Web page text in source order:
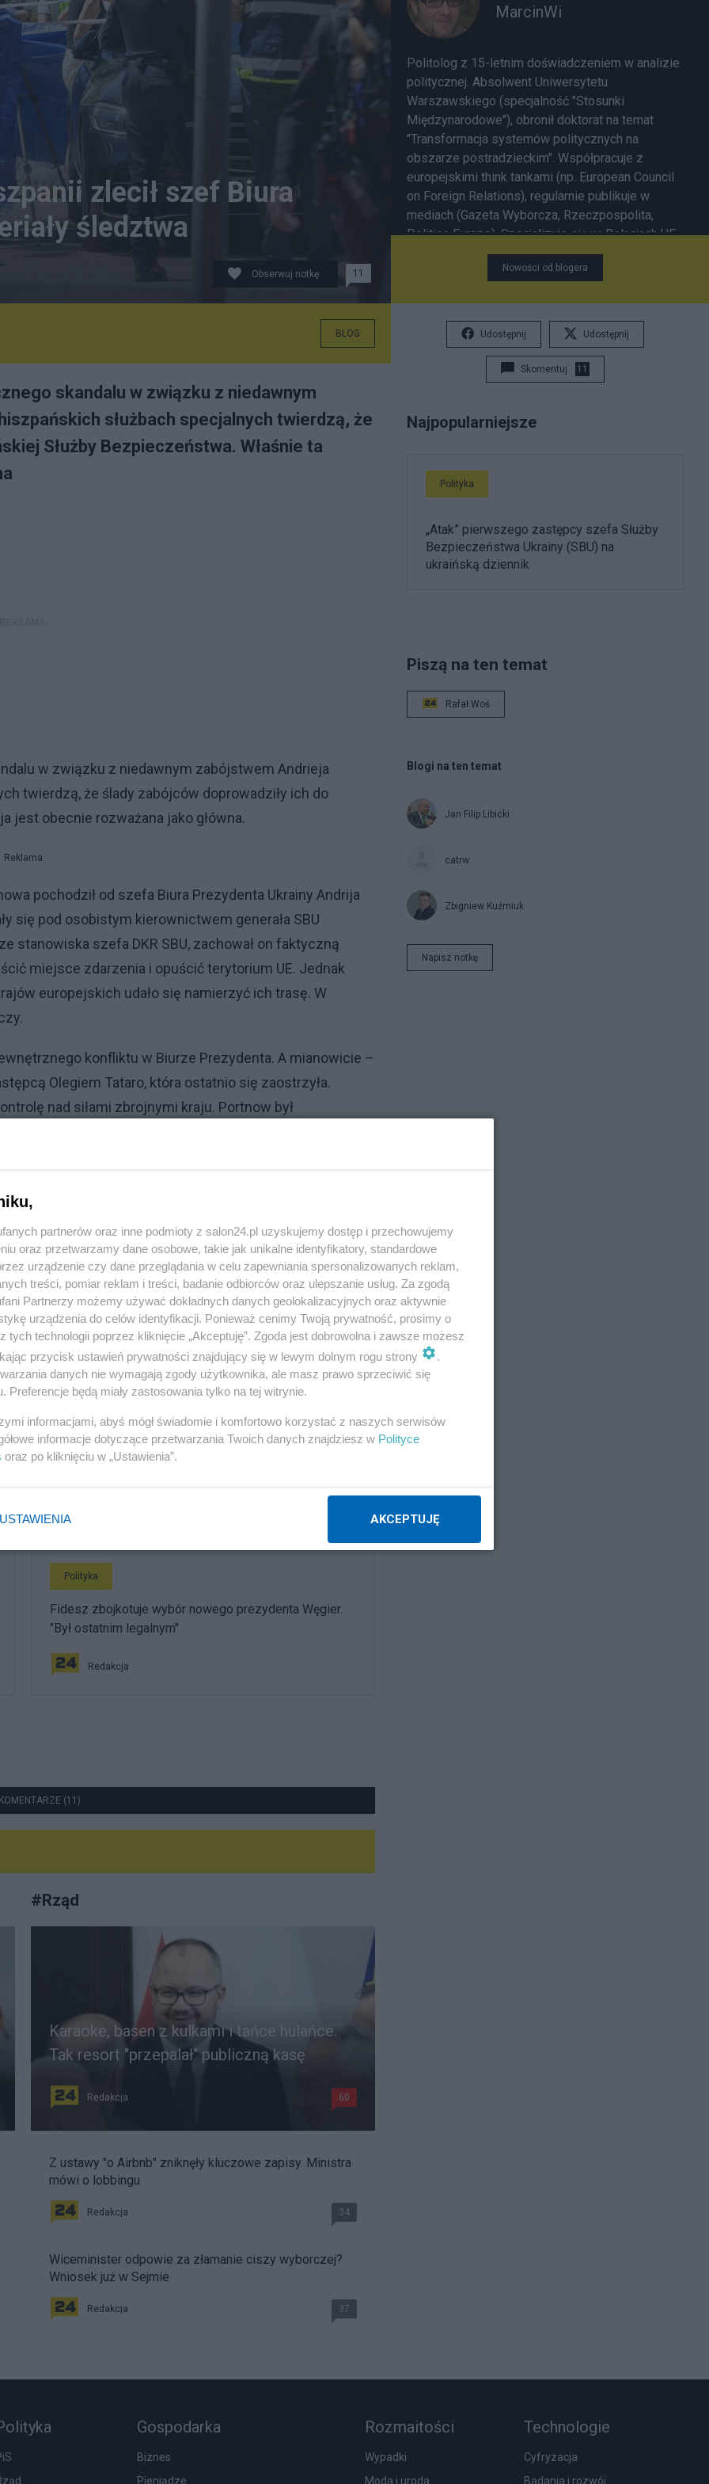
zlecił szef Biura
śledztwa
Obserwuj notkę 11
BLOG
skandalu w związku z niedawnym
służbach specjalnych twierdzą, że
Służby Bezpieczeństwa. Właśnie ta
w związku z niedawnym zabójstwem Andrieja
twierdzą, że ślady zabójców doprowadziły ich do
jest obecnie rozważana jako główna.
Reklama
pochodził od szefa Biura Prezydenta Ukrainy Andrija
się pod osobistym kierownictwem generała SBU
stanowiska szefa DKR SBU, zachował on faktyczną
miejsce zdarzenia i opuścić terytorium UE. Jednak
europejskich udało się namierzyć ich trasę. W
konfliktu w Biurze Prezydenta. A mianowicie –
Olegiem Tataro, która ostatnio się zaostrzyła.
nad siłami zbrojnymi kraju. Portnow był
częścią warunkowej „wertykali” Tataro.
obecnie aktywnie promują ukraińskie media,
konfliktu biznesowego. Odrzucają również
nie był niewygodną postacią i nie znajdował się w
Obserwuj notkę
Karaoke, basen z kulkami i tańce hulańce. Tak resort
"przepalał" publiczną kasę
Polityka
Fidesz zbojkotuje wybór nowego prezydenta Węgier.
"Był ostatnim legalnym"
Redakcja
(11)
#Rząd
Karaoke, basen z kulkami i tańce hulańce.
Tak resort "przepalał" publiczną kasę
Redakcja 60
Z ustawy "o Airbnb" zniknęły kluczowe zapisy. Ministra
mówi o lobbingu
Redakcja 34
Wiceminister odpowie za złamanie ciszy wyborczej?
Wniosek już w Sejmie
Redakcja 37
MarcinWi
Politolog z 15-letnim doświadczeniem w analizie
politycznej. Absolwent Uniwersytetu
Warszawskiego (specjalność "Stosunki
Międzynarodowe"), obronił doktorat na temat
"Transformacja systemów politycznych na
obszarze postradzieckim". Współpracuje z
europejskimi think tankami (np. European Council
on Foreign Relations), regularnie publikuje w
mediach (Gazeta Wyborcza, Rzeczpospolita,
Politico Europe). Specjalizuje się w: Relacjach UE
z Ukrainą, Białorusią i Rosją; Stabilności
politycznej Europy Środkowo-Wschodniej;
analizy bieżących wydarzeń, często komentuje
wybory parlamentarne, międzynarodowe sankcje i
kryzysy bezpieczeństwa. W wolnym czasie
pisze eseje o historii ruchów demokratycznych w
Nowości od blogera
Udostępnij Udostępnij
Skomentuj 11
Najpopularniejsze
Polityka
„Atak” pierwszego zastępcy szefa Służby
Bezpieczeństwa Ukrainy (SBU) na
ukraińską dziennik
Piszą na ten temat
Rafał Woś
Blogi na ten temat
Jan Filip Libicki
catrw
Zbigniew Kuźmiuk
Napisz notkę
Gospodarka
Biznes
Pieniądze
Rozmaitości
Wypadki
Moda i uroda
Technologie
Cyfryzacja
Badania i rozwój
partnerów oraz inne podmioty z salon24.pl uzyskujemy dostęp i przechowujemy
oraz przetwarzamy dane osobowe, takie jak unikalne identyfikatory, standardowe
urządzenie czy dane przeglądania w celu zapewniania spersonalizowanych reklam,
treści, pomiar reklam i treści, badanie odbiorców oraz ulepszanie usług. Za zgodą
Partnerzy możemy używać dokładnych danych geolokalizacyjnych oraz aktywnie
urządzenia do celów identyfikacji. Ponieważ cenimy Twoją prywatność, prosimy o
tych technologii poprzez kliknięcie „Akceptuję”. Zgoda jest dobrowolna i zawsze możesz
przycisk ustawień prywatności znajdujący się w lewym dolnym rogu strony
.
danych nie wymagają zgody użytkownika, ale masz prawo sprzeciwić się
Preferencje będą miały zastosowania tylko na tej witrynie.
informacjami, abyś mógł świadomie i komfortowo korzystać z naszych serwisów
informacje dotyczące przetwarzania Twoich danych znajdziesz w Polityce
oraz po kliknięciu w „Ustawienia”.
USTAWIENIA AKCEPTUJĘ